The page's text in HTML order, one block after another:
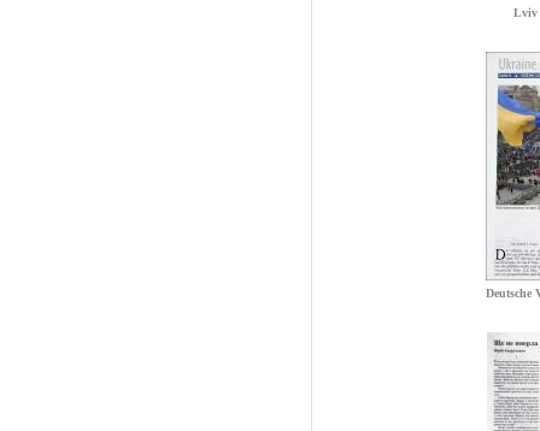
Lviv
Deutsche